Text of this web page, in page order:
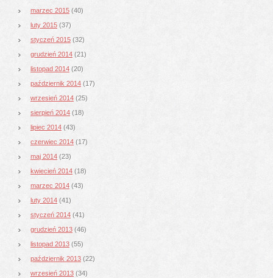
marzec 2015 (40)
luty 2015 (37)
styczeń 2015 (32)
grudzień 2014 (21)
listopad 2014 (20)
październik 2014 (17)
wrzesień 2014 (25)
sierpień 2014 (18)
lipiec 2014 (43)
czerwiec 2014 (17)
maj 2014 (23)
kwiecień 2014 (18)
marzec 2014 (43)
luty 2014 (41)
styczeń 2014 (41)
grudzień 2013 (46)
listopad 2013 (55)
październik 2013 (22)
wrzesień 2013 (34)